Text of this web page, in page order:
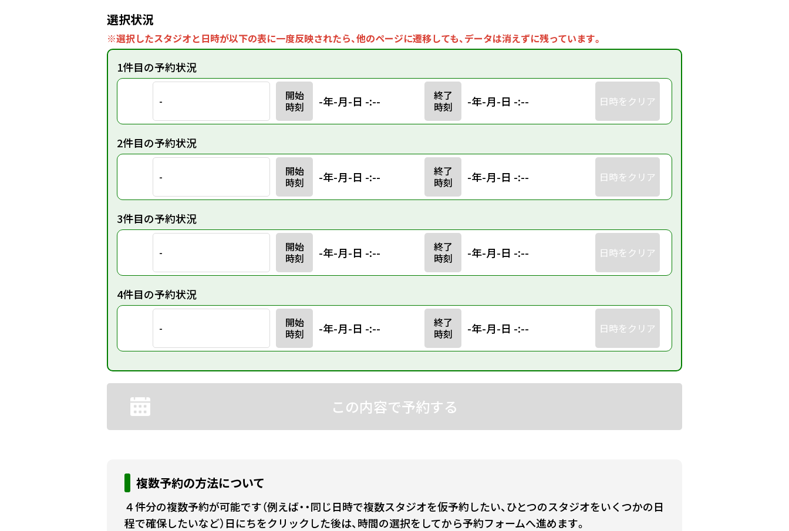
選択状況
※選択したスタジオと日時が以下の表に一度反映されたら、他のページに遷移しても、データは消えずに残っています。
1件目の予約状況
-
開始
時刻
-年-月-日 -:--
終了
時刻
-年-月-日 -:-- 日時をクリア
2件目の予約状況
-
開始
時刻
-年-月-日 -:--
終了
時刻
-年-月-日 -:-- 日時をクリア
3件目の予約状況
-
開始
時刻
-年-月-日 -:--
終了
時刻
-年-月-日 -:-- 日時をクリア
4件目の予約状況
-
開始
時刻
-年-月-日 -:--
終了
時刻
-年-月-日 -:-- 日時をクリア
この内容で予約する
複数予約の方法について
４件分の複数予約が可能です（例えば・・同じ日時で複数スタジオを仮予約したい、ひとつのスタジオをいくつかの日
程で確保したいなど）日にちをクリックした後は、時間の選択をしてから予約フォームへ進めます。